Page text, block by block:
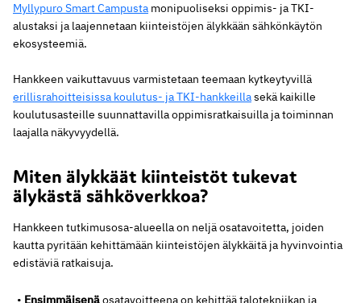
Myllypuro Smart Campusta monipuoliseksi oppimis- ja TKI-
alustaksi ja laajennetaan kiinteistöjen älykkään sähkönkäytön
ekosysteemiä.
Hankkeen vaikuttavuus varmistetaan teemaan kytkeytyvillä
erillisrahoitteisissa koulutus- ja TKI-hankkeillasekä kaikille
koulutusasteille suunnattavilla oppimisratkaisuilla ja toiminnan
laajalla näkyvyydellä.
Miten älykkäät kiinteistöt tukevat
älykästä sähköverkkoa?
Hankkeen tutkimusosa-alueella on neljä osatavoitetta, joiden
kautta pyritään kehittämään kiinteistöjen älykkäitä ja hyvinvointia
edistäviä ratkaisuja.
Ensimmäisenäosatavoitteena on kehittää talotekniikan ja